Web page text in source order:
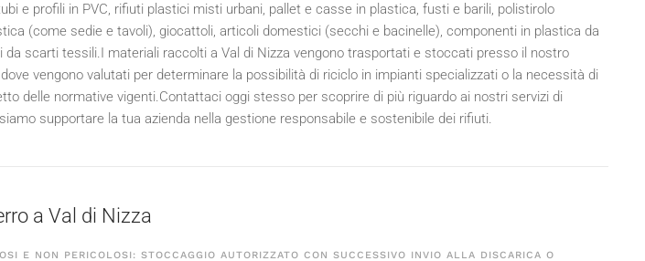
e profili in PVC, rifiuti plastici misti urbani, pallet e casse in plastica, fusti e barili, polistirolo
(come sedie e tavoli), giocattoli, articoli domestici (secchi e bacinelle), componenti in plastica da
scarti tessili.I materiali raccolti a Val di Nizza vengono trasportati e stoccati presso il nostro
vengono valutati per determinare la possibilità di riciclo in impianti specializzati o la necessità di
delle normative vigenti.Contattaci oggi stesso per scoprire di più riguardo ai nostri servizi di
supportare la tua azienda nella gestione responsabile e sostenibile dei rifiuti.
a Val di Nizza
E NON PERICOLOSI: STOCCAGGIO AUTORIZZATO CON SUCCESSIVO INVIO ALLA DISCARICA O